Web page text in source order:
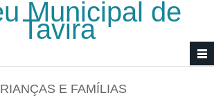
principal
Municipal de
Tavira
E FAMÍLIAS